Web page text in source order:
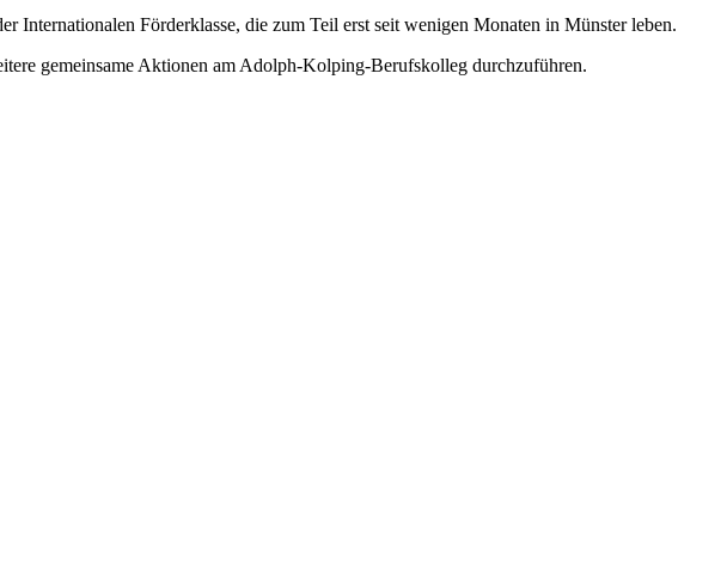
Internationalen Förderklasse, die zum Teil erst seit wenigen Monaten in Münster leben.
gemeinsame Aktionen am Adolph-Kolping-Berufskolleg durchzuführen.